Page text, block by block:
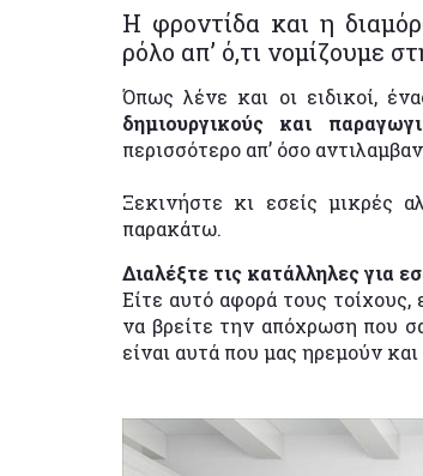
Η φροντίδα και η
ρόλο απ’ ό,τι νομίζουμε
Όπως λένε και οι ειδικοί,
δημιουργικούς και
περισσότερο απ’ όσο
Ξεκινήστε κι εσείς μικρές
παρακάτω.
Διαλέξτε τις κατάλληλες για
Είτε αυτό αφορά τους
να βρείτε την απόχρωση που
είναι αυτά που μας ηρεμούν